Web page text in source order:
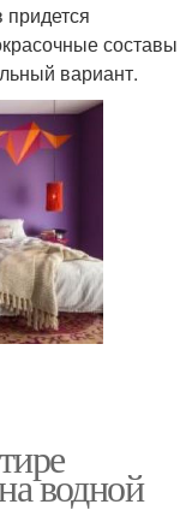
составы
вариант.
водной